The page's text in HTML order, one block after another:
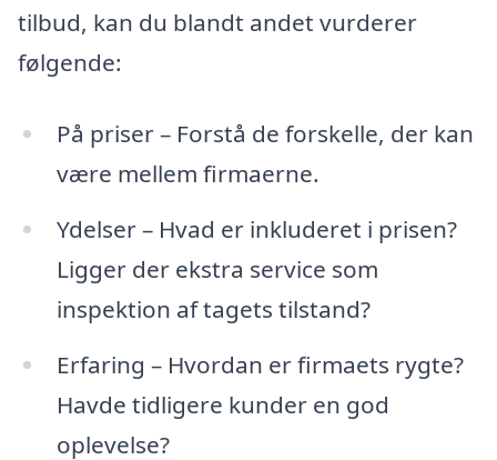
tilbud, kan du blandt andet vurderer
følgende:
På priser – Forstå de forskelle, der kan
være mellem firmaerne.
Ydelser – Hvad er inkluderet i prisen?
Ligger der ekstra service som
inspektion af tagets tilstand?
Erfaring – Hvordan er firmaets rygte?
Havde tidligere kunder en god
oplevelse?